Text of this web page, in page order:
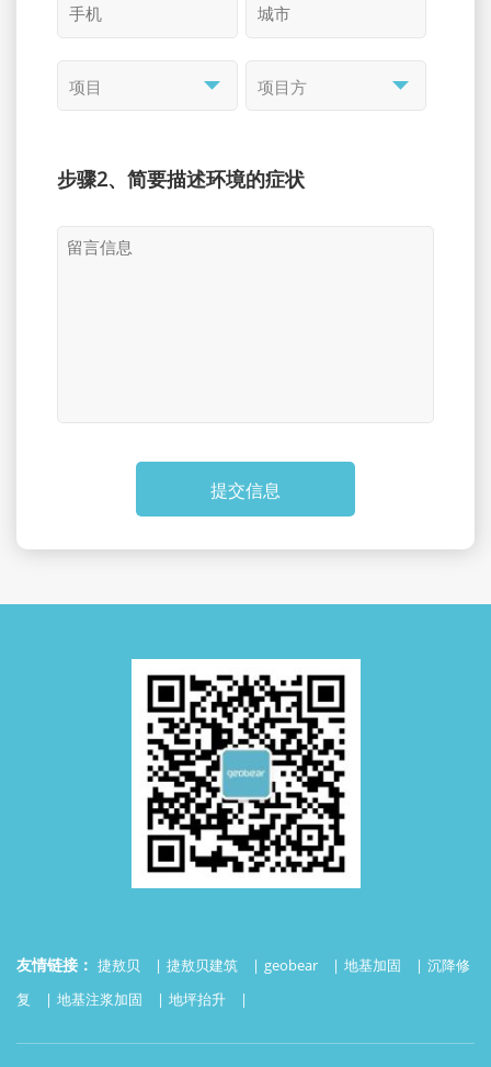
步骤2、简要描述环境的症状
提交信息
友情链接： 捷敖贝 捷敖贝建筑 geobear 地基加固
沉降修
复
地基注浆加固 地坪抬升